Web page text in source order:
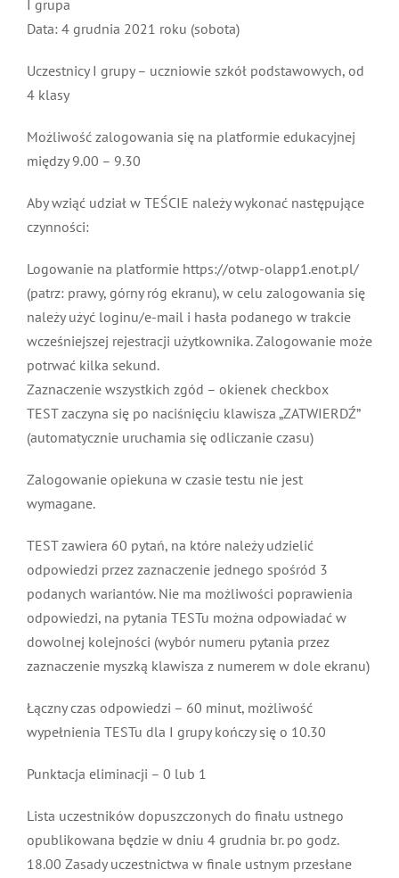
Symbole
MDP i DDP
PNWM
Kultura
Orkiestry
Floriany
Historia
System OSP
Poradnik
Sklep
100-lecie
I grupa
Data: 4 grudnia 2021 roku (sobota)
Uczestnicy I grupy – uczniowie szkół podstawowych, od
4 klasy
Możliwość zalogowania się na platformie edukacyjnej
między 9.00 – 9.30
Aby wziąć udział w TEŚCIE należy wykonać następujące
czynności:
Logowanie na platformie https://otwp-olapp1.enot.pl/
(patrz: prawy, górny róg ekranu), w celu zalogowania się
należy użyć loginu/e-mail i hasła podanego w trakcie
wcześniejszej rejestracji użytkownika. Zalogowanie może
potrwać kilka sekund.
Zaznaczenie wszystkich zgód – okienek checkbox
TEST zaczyna się po naciśnięciu klawisza „ZATWIERDŹ”
(automatycznie uruchamia się odliczanie czasu)
Zalogowanie opiekuna w czasie testu nie jest
wymagane.
TEST zawiera 60 pytań, na które należy udzielić
odpowiedzi przez zaznaczenie jednego spośród 3
podanych wariantów. Nie ma możliwości poprawienia
odpowiedzi, na pytania TESTu można odpowiadać w
dowolnej kolejności (wybór numeru pytania przez
zaznaczenie myszką klawisza z numerem w dole ekranu)
Łączny czas odpowiedzi – 60 minut, możliwość
wypełnienia TESTu dla I grupy kończy się o 10.30
Punktacja eliminacji – 0 lub 1
Lista uczestników dopuszczonych do finału ustnego
opublikowana będzie w dniu 4 grudnia br. po godz.
18.00 Zasady uczestnictwa w finale ustnym przesłane